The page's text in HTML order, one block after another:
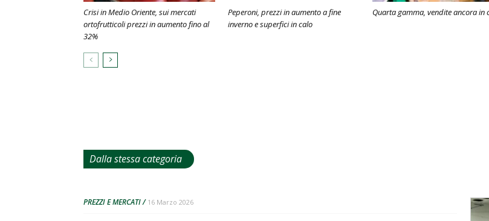
Crisi in Medio Oriente, sui mercati
ortofrutticoli prezzi in aumento fino al
32%
Peperoni, prezzi in aumento a fine
inverno e superfici in calo
Quarta gamma, vendite ancora in
Dalla stessa categoria
PREZZI E MERCATI 16 Marzo 2026